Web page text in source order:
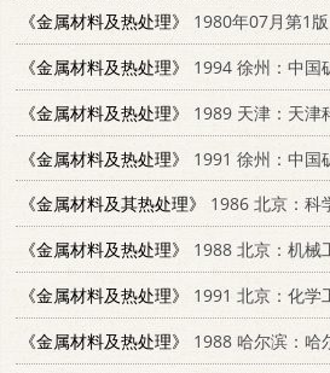
《金属材料及热处理》
1980年07月第1
《金属材料及热处理》
1994 徐州：中国矿
《金属材料及热处理》
1989 天津：天津科
《金属材料及热处理》
1991 徐州：中国矿
《金属材料及其热处理》
1986 北京：科
《金属材料及热处理》
1988 北京：机械
《金属材料及热处理》
1991 北京：化学
《金属材料及热处理》
1988 哈尔滨：哈尔滨船